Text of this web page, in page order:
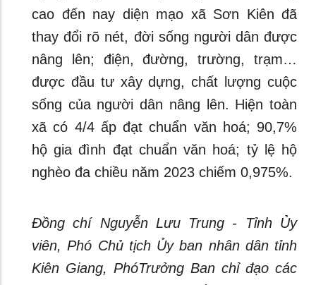
cao đến nay diện mạo xã Sơn Kiên đã
thay đổi rõ nét, đời sống người dân được
nâng lên; điện, đường, trường, trạm…
được đầu tư xây dựng, chất lượng cuộc
sống của người dân nâng lên. Hiện toàn
xã có 4/4 ấp đạt chuẩn văn hoá; 90,7%
hộ gia đình đạt chuẩn văn hoá; tỷ lệ hộ
nghèo đa chiều năm 2023 chiếm 0,975%.
Đồng chí Nguyễn Lưu Trung - Tỉnh Ủy
viên, Phó Chủ tịch Ủy ban nhân dân tỉnh
Kiên Giang, PhóTrưởng Ban chỉ đạo các